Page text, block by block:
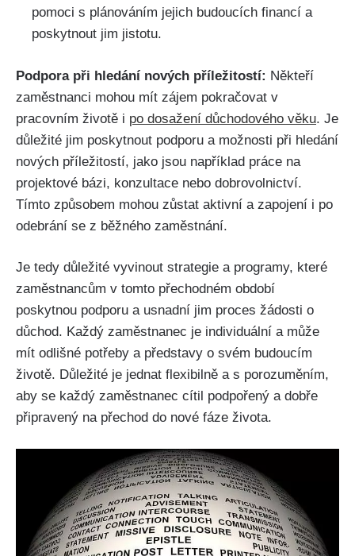
pomoci s plánováním jejich budoucích financí a
poskytnout jim jistotu.
Podpora při hledání nových příležitostí: Někteří
zaměstnanci mohou mít zájem pokračovat v
pracovním životě i po dosažení důchodového věku. Je
důležité jim poskytnout podporu a možnosti při hledání
nových příležitostí, jako jsou například práce na
projektové bázi, konzultace nebo dobrovolnictví.
Tímto způsobem mohou zůstat aktivní a zapojení i po
odebrání se z běžného zaměstnání.
Je tedy důležité vyvinout strategie a programy, které
zaměstnancům v tomto přechodném období
poskytnou podporu a usnadní jim proces žádosti o
důchod. Každý zaměstnanec je individuální a může
mít odlišné potřeby a představy o svém budoucím
životě. Důležité je jednat flexibilně a s porozuměním,
aby se každý zaměstnanec cítil podpořený a dobře
připravený na přechod do nové fáze života.